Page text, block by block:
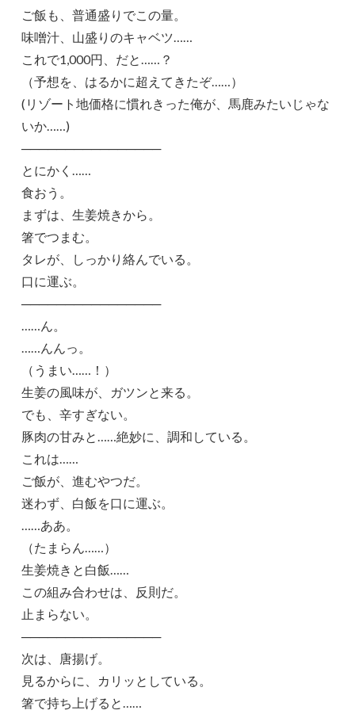
ご飯も、普通盛りでこの量。
味噌汁、山盛りのキャベツ……
これで1,000円、だと……？
（予想を、はるかに超えてきたぞ……）
(リゾート地価格に慣れきった俺が、馬鹿みたいじゃな
いか……)
────────────────
とにかく……
食おう。
まずは、生姜焼きから。
箸でつまむ。
タレが、しっかり絡んでいる。
口に運ぶ。
────────────────
……ん。
……んんっ。
（うまい……！）
生姜の風味が、ガツンと来る。
でも、辛すぎない。
豚肉の甘みと……絶妙に、調和している。
これは……
ご飯が、進むやつだ。
迷わず、白飯を口に運ぶ。
……ああ。
（たまらん……）
生姜焼きと白飯……
この組み合わせは、反則だ。
止まらない。
────────────────
次は、唐揚げ。
見るからに、カリッとしている。
箸で持ち上げると……